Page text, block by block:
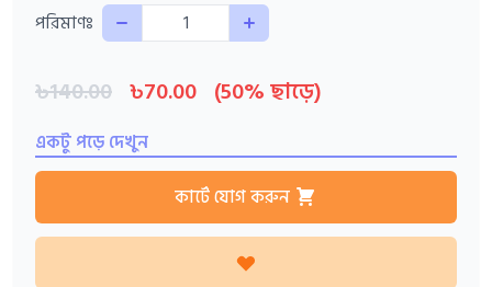
পরিমাণঃ Quantity
৳140.00 ৳70.00 (50% ছাড়ে)
একটু পড়ে দেখুন
কার্টে যোগ করুন